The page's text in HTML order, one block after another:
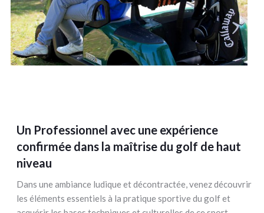
Un Professionnel avec une expérience
confirmée dans la maîtrise du golf de haut
niveau
Dans une ambiance ludique et décontractée, venez découvrir
les éléments essentiels à la pratique sportive du golf et